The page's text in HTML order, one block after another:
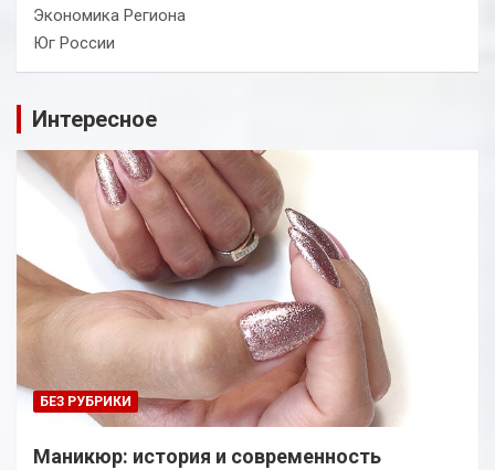
Экономика Региона
Юг России
Интересное
БЕЗ РУБРИКИ
Маникюр: история и современность